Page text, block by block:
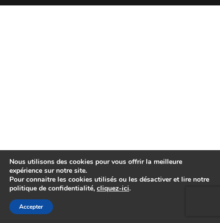
Nous utilisons des cookies pour vous offrir la meilleure
expérience sur notre site.
Pour connaitre les cookies utilisés ou les désactiver et lire notre
politique de confidentialité, cliquez-ici.
Accepter